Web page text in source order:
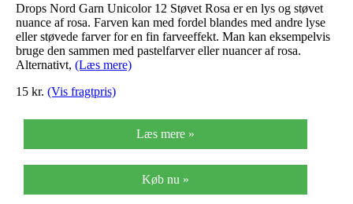
Drops Nord Garn Unicolor 12 Støvet Rosa er en lys og støvet
nuance af rosa. Farven kan med fordel blandes med andre lyse
eller støvede farver for en fin farveeffekt. Man kan eksempelvis
bruge den sammen med pastelfarver eller nuancer af rosa.
Alternativt, (Læs mere)
15 kr. (Vis fragtpris)
Læs mere »
Køb nu »